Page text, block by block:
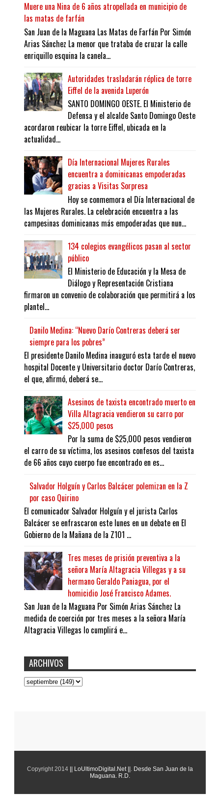
Muere una Nina de 6 años atropellada en municipio de
las matas de farfán
San Juan de la Maguana Las Matas de Farfán Por Simón
Arias Sánchez La menor que trataba de cruzar la calle
enriquillo esquina la canela...
Autoridades trasladarán réplica de torre
Eiffel de la avenida Luperón
SANTO DOMINGO OESTE. El Ministerio de
Defensa y el alcalde Santo Domingo Oeste
acordaron reubicar la torre Eiffel, ubicada en la
actualidad...
Día Internacional Mujeres Rurales
encuentra a dominicanas empoderadas
gracias a Visitas Sorpresa
Hoy se conmemora el Día Internacional de
las Mujeres Rurales. La celebración encuentra a las
campesinas dominicanas más empoderadas que nun...
134 colegios evangélicos pasan al sector
público
El Ministerio de Educación y la Mesa de
Diálogo y Representación Cristiana
firmaron un convenio de colaboración que permitirá a los
plantel...
Danilo Medina: “Nuevo Darío Contreras deberá ser
siempre para los pobres”
El presidente Danilo Medina inauguró esta tarde el nuevo
hospital Docente y Universitario doctor Darío Contreras,
el que, afirmó, deberá se...
Asesinos de taxista encontrado muerto en
Villa Altagracia vendieron su carro por
$25,000 pesos
Por la suma de $25,000 pesos vendieron
el carro de su víctima, los asesinos confesos del taxista
de 66 años cuyo cuerpo fue encontrado en es...
Salvador Holguín y Carlos Balcácer polemizan en la Z
por caso Quirino
El comunicador Salvador Holguín y el jurista Carlos
Balcácer se enfrascaron este lunes en un debate en El
Gobierno de la Mañana de la Z101 ...
Tres meses de prisión preventiva a la
señora María Altagracia Villegas y a su
hermano Geraldo Paniagua, por el
homicidio José Francisco Adames.
San Juan de la Maguana Por Simón Arias Sánchez La
medida de coerción por tres meses a la señora María
Altagracia Villegas lo cumplirá e...
ARCHIVOS
Copyright 2014 || LoUltimoDigital.Net || Desde San Juan de la
Maguana. R.D.